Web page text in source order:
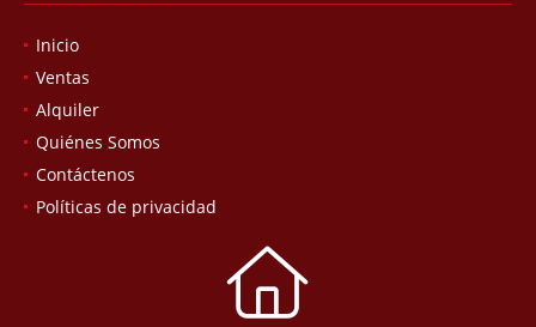
Inicio
Ventas
Alquiler
Quiénes Somos
Contáctenos
Políticas de privacidad